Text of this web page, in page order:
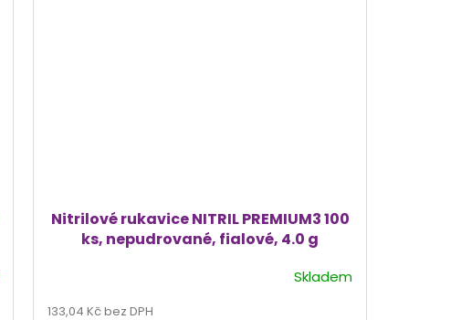
Nitrilové rukavice NITRIL PREMIUM3 100
ks, nepudrované, fialové, 4.0 g
produktu
Skladem
133,04 Kč bez DPH